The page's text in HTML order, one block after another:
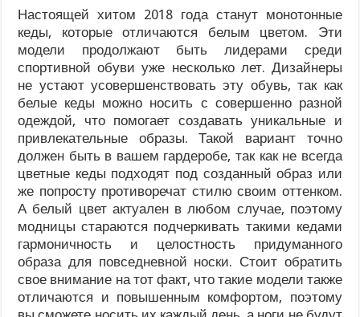
Настоящей хитом 2018 года станут монотонные
кеды, которые отличаются белым цветом. Эти
модели продолжают быть лидерами среди
спортивной обуви уже несколько лет. Дизайнеры
не устают усовершенствовать эту обувь, так как
белые кеды можно носить с совершенно разной
одеждой, что помогает создавать уникальные и
привлекательные образы. Такой вариант точно
должен быть в вашем гардеробе, так как не всегда
цветные кеды подходят под созданный образ или
же попросту противоречат стилю своим оттенком.
А белый цвет актуален в любом случае, поэтому
модницы стараются подчеркивать такими кедами
гармоничность и целостность придуманного
образа для повседневной носки. Стоит обратить
свое внимание на тот факт, что такие модели также
отличаются и повышенным комфортом, поэтому